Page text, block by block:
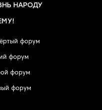
НАРОДУ
форум
форум
форум
форум